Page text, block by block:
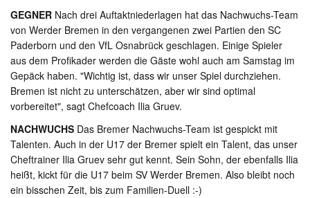
GEGNER Nach drei Auftaktniederlagen hat das Nachwuchs-Team
von Werder Bremen in den vergangenen zwei Partien den SC
Paderborn und den VfL Osnabrück geschlagen. Einige Spieler
aus dem Profikader werden die Gäste wohl auch am Samstag im
Gepäck haben. "Wichtig ist, dass wir unser Spiel durchziehen.
Bremen ist nicht zu unterschätzen, aber wir sind optimal
vorbereitet", sagt Chefcoach Ilia Gruev.
NACHWUCHS Das Bremer Nachwuchs-Team ist gespickt mit
Talenten. Auch in der U17 der Bremer spielt ein Talent, das unser
Cheftrainer Ilia Gruev sehr gut kennt. Sein Sohn, der ebenfalls Ilia
heißt, kickt für die U17 beim SV Werder Bremen. Also bleibt noch
ein bisschen Zeit, bis zum Familien-Duell :-)